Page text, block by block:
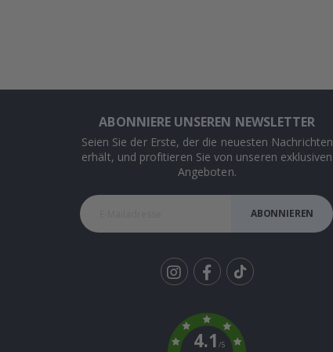
ABONNIERE UNSEREN NEWSLETTER
Seien Sie der Erste, der die neuesten Nachrichten
erhält, und profitieren Sie von unseren exklusiven
Angeboten.
ABONNIEREN
k
4.1/5